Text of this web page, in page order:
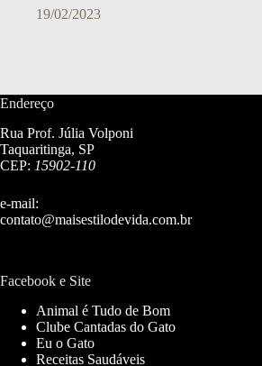
19/02/2023
Endereço
Rua Prof. Júlia Volponi
Taquaritinga, SP
CEP: 15902-110
e-mail:
contato@maisestilodevida.com.br
Facebook e Site
Animal é Tudo de Bom
Clube Cantadas do Gato
Eu o Gato
Receitas Saudáveis